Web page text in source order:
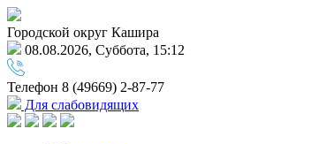
Городской округ Кашира
08.08.2026, Суббота, 15:12
Телефон 8 (49669) 2-87-77
Для слабовидящих